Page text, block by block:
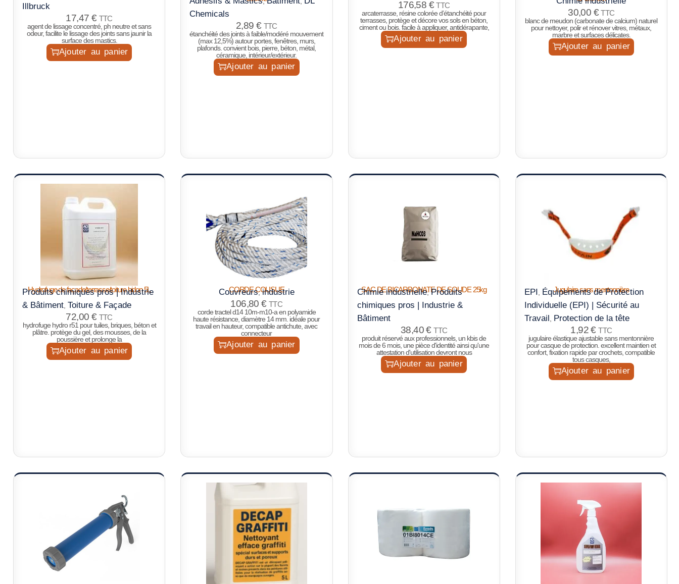
Illbruck
17,47 € TTC
agent de lissage concentré, ph neutre et sans
odeur, facilite le lissage des joints sans jaunir la
surface des mastics.
Ajouter au panier
Chemicals
2,89 € TTC
étanchéité des joints à faible/modéré mouvement
(max 12,5%) autour portes, fenêtres, murs,
plafonds. convient bois, pierre, béton, métal,
céramique, intérieur/extérieur.
Ajouter au panier
176,58 € TTC
arcaterrasse, résine colorée d’étanchéité pour
terrasses, protège et décore vos sols en béton,
ciment ou bois. facile à appliquer, antidérapante,
Ajouter au panier
30,00 € TTC
blanc de meudon (carbonate de calcium) naturel
pour nettoyer, polir et rénover vitres, métaux,
marbre et surfaces délicates.
Ajouter au panier
Hydrofuge de façade/terrasse/toiture bidon 5L
Produits chimiques pros | Industrie
& Bâtiment, Toiture & Façade
72,00 € TTC
hydrofuge hydro r51 pour tuiles, briques, béton et
plâtre. protège du gel, des mousses, de la
poussière et prolonge la
Ajouter au panier
CORDE COUSUE
Couvreurs,industrie
106,80€ TTC
corde tractel d14 10m-m10-a en polyamide
haute résistance, diamètre 14 mm. idéale pour
travail en hauteur, compatible antichute, avec
connecteur
Ajouter au panier
SAC DE BICARBONATE DE SOUDE 25kg
Chimie industrielle, Produits
chimiques pros | Industrie &
Bâtiment
38,40€ TTC
produit réservé aux professionnels, un kbis de
mois de 6 mois, une pièce d'identité ainsi qu'une
attestation d'utilisation devront nous
Ajouter au panier
Jugulaire sans mentonnière
EPI, Équipements de Protection
Individuelle (EPI) | Sécurité au
Travail, Protection de la tête
1,92€ TTC
jugulaire élastique ajustable sans mentonnière
pour casque de protection. excellent maintien et
confort, fixation rapide par crochets, compatible
tous casques,
Ajouter au panier